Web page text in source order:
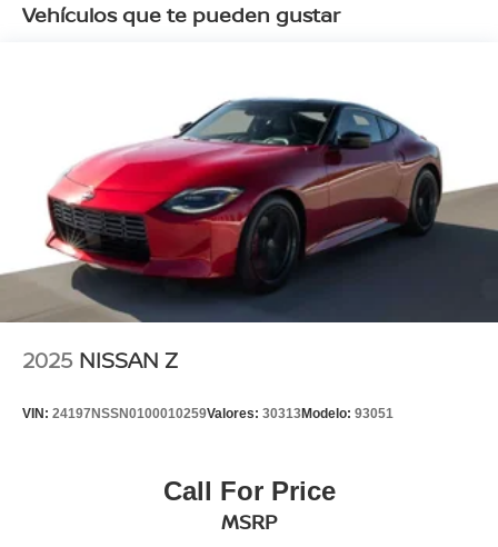
Vehículos que te pueden gustar
2025 NISSAN Z
VIN: 24197NSSN0100010259Valores: 30313Modelo: 93051
Call For Price
MSRP